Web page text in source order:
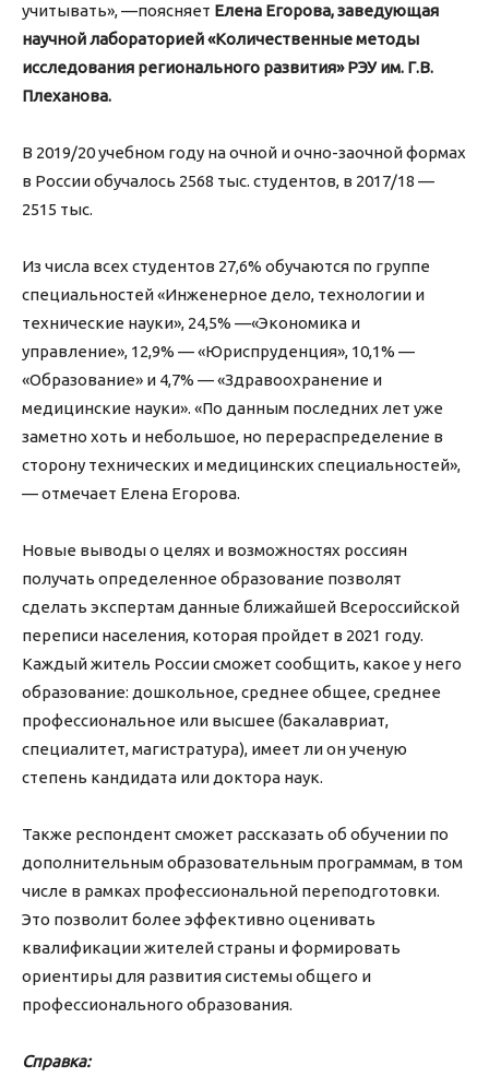
учитывать», —поясняет Елена Егорова, заведующая
научной лабораторией «Количественные методы
исследования регионального развития» РЭУ им. Г.В.
Плеханова.
В 2019/20 учебном году на очной и очно-заочной формах
в России обучалось 2568 тыс. студентов, в 2017/18 —
2515 тыс.
Из числа всех студентов 27,6% обучаются по группе
специальностей «Инженерное дело, технологии и
технические науки», 24,5% —«Экономика и
управление», 12,9% — «Юриспруденция», 10,1% —
«Образование» и 4,7% — «Здравоохранение и
медицинские науки». «По данным последних лет уже
заметно хоть и небольшое, но перераспределение в
сторону технических и медицинских специальностей»,
— отмечает Елена Егорова.
Новые выводы о целях и возможностях россиян
получать определенное образование позволят
сделать экспертам данные ближайшей Всероссийской
переписи населения, которая пройдет в 2021 году.
Каждый житель России сможет сообщить, какое у него
образование: дошкольное, среднее общее, среднее
профессиональное или высшее (бакалавриат,
специалитет, магистратура), имеет ли он ученую
степень кандидата или доктора наук.
Также респондент сможет рассказать об обучении по
дополнительным образовательным программам, в том
числе в рамках профессиональной переподготовки.
Это позволит более эффективно оценивать
квалификации жителей страны и формировать
ориентиры для развития системы общего и
профессионального образования.
Справка: